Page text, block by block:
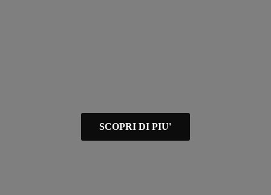
SCOPRI DI PIU'